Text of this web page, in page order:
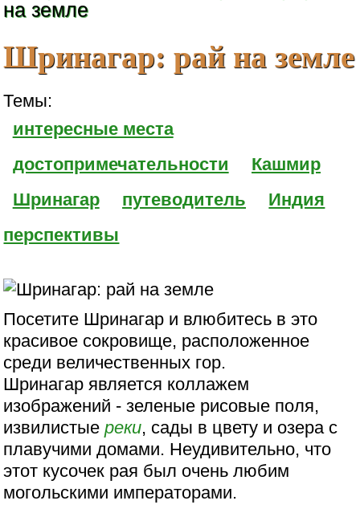
на земле
Шринагар: рай на земле
Темы:
интересные места
достопримечательности
Кашмир
Шринагар
путеводитель
Индия
перспективы
Посетите Шринагар и влюбитесь в это
красивое сокровище, расположенное
среди величественных гор.
Шринагар является коллажем
изображений - зеленые рисовые поля,
извилистыереки, сады в цвету и озера с
плавучими домами. Неудивительно, что
этот кусочек рая был очень любим
могольскими императорами.